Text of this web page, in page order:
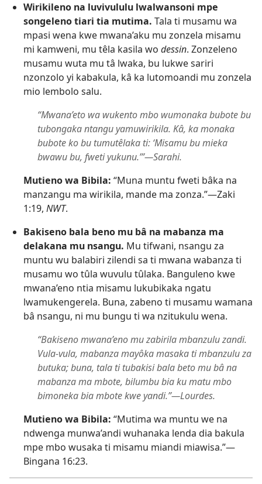
Wirikileno na luvivululu lwalwansoni mpe
songeleno tiari tia mutima. Tala ti musamu wa
mpasi wena kwe mwana’aku mu zonzela misamu
mi kamweni, mu têla kasila wo dessin. Zonzeleno
musamu wuta mu tâ lwaka, bu lukwe sariri
nzonzolo yi kabakula, kâ ka lutomoandi mu zonzela
mio lembolo salu.
“Mwana’eto wa wukento mbo wumonaka bubote bu
tubongaka ntangu yamuwirikila. Kâ, ka monaka
bubote ko bu tumutêlaka ti: ‘Misamu bu mieka
bwawu bu, fweti yukunu.’”​—Sarahi.
Mutieno wa Bibila: “Muna muntu fweti bâka na
manzangu ma wirikila, mande ma zonza.”​—Zaki
1:19, NWT.
Bakiseno bala beno mu bâ na mabanza ma
delakana mu nsangu. Mu tifwani, nsangu za
muntu wu balabiri zilendi sa ti mwana wabanza ti
musamu wo tûla wuvulu tûlaka. Banguleno kwe
mwana’eno ntia misamu lukubikaka ngatu
lwamukengerela. Buna, zabeno ti musamu wamana
bâ nsangu, ni mu bungu ti wa nzitukulu wena.
“Bakiseno mwana’eno mu zabirila mbanzulu zandi.
Vula-vula, mabanza mayôka masaka ti mbanzulu za
butuka; buna, tala ti tubakisi bala beto mu bâ na
mabanza ma mbote, bilumbu bia ku matu mbo
bimoneka bia mbote kwe yandi.”​—Lourdes.
Mutieno wa Bibila: “Mutima wa muntu we na
ndwenga munwa’andi wuhanaka lenda dia bakula
mpe mbo wusaka ti misamu miandi miawisa.”​—
Bingana 16:23.